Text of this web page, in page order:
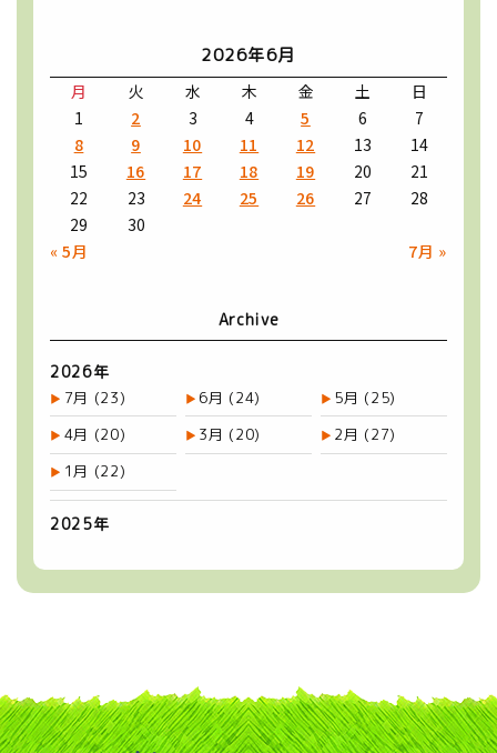
2026年6月
月 火 水 木 金 土 日
« 5月 7月 »
1 2 3 4 5 6
7
8
9 10 11 12 13
14
15
16 17 18 19 20
21
22
23 24 25 26 27
28
29
30
Archive
2026年
7月 (23) 6月 (24) 5月 (25)
4月 (20) 3月 (20) 2月 (27)
1月 (22)
2025年